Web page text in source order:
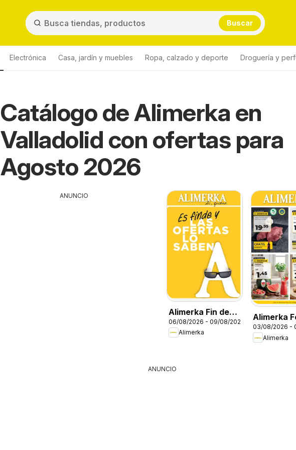
Buscar
Electrónica Casa, jardín y muebles Ropa, calzado y deporte Droguería y
Catálogo de Alimerka en
Valladolid con ofertas para
Agosto 2026
ANUNCIO
Alimerka Fin de
semana
06/08/2026 - 09/08/2026
Alimerka
Alimerka
03/08/2026 -
Alimerka
ANUNCIO